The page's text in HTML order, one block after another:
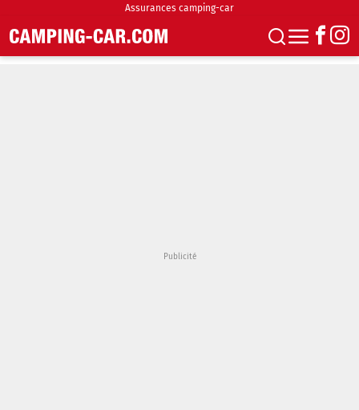
Assurances camping-car